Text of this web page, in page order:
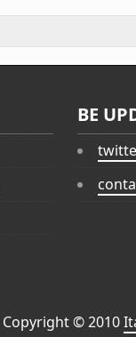
BE
Copyright © 2010